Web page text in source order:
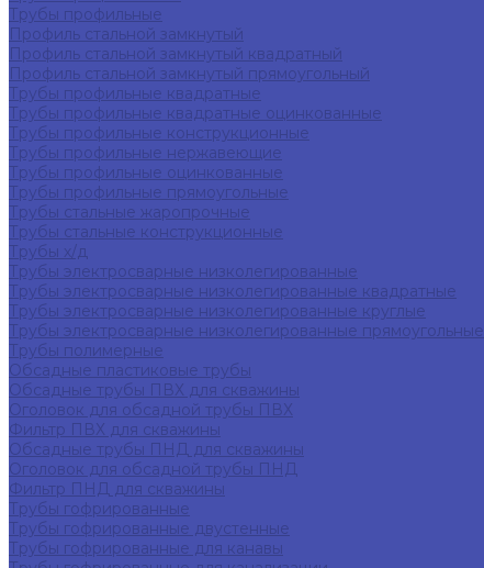
Трубы профильные
Профиль стальной замкнутый
Профиль стальной замкнутый квадратный
Профиль стальной замкнутый прямоугольный
Трубы профильные квадратные
Трубы профильные квадратные оцинкованные
Трубы профильные конструкционные
Трубы профильные нержавеющие
Трубы профильные оцинкованные
Трубы профильные прямоугольные
Трубы стальные жаропрочные
Трубы стальные конструкционные
Трубы х/д
Трубы электросварные низколегированные
Трубы электросварные низколегированные квадратные
Трубы электросварные низколегированные круглые
Трубы электросварные низколегированные прямоугольные
Трубы полимерные
Обсадные пластиковые трубы
Обсадные трубы ПВХ для скважины
Оголовок для обсадной трубы ПВХ
Фильтр ПВХ для скважины
Обсадные трубы ПНД для скважины
Оголовок для обсадной трубы ПНД
Фильтр ПНД для скважины
Трубы гофрированные
Трубы гофрированные двустенные
Трубы гофрированные для канавы